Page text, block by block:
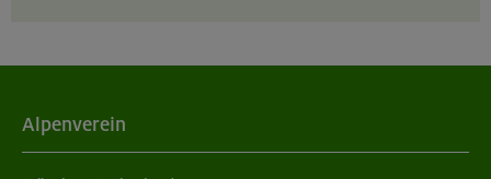
Alpenverein